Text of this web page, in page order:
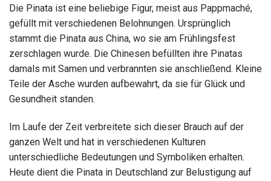
Die Pinata ist eine beliebige Figur, meist aus Pappmaché,
gefüllt mit verschiedenen Belohnungen. Ursprünglich
stammt die Pinata aus China, wo sie am Frühlingsfest
zerschlagen wurde. Die Chinesen befüllten ihre Pinatas
damals mit Samen und verbrannten sie anschließend. Kleine
Teile der Asche wurden aufbewahrt, da sie für Glück und
Gesundheit standen.
Im Laufe der Zeit verbreitete sich dieser Brauch auf der
ganzen Welt und hat in verschiedenen Kulturen
unterschiedliche Bedeutungen und Symboliken erhalten.
Heute dient die Pinata in Deutschland zur Belustigung auf